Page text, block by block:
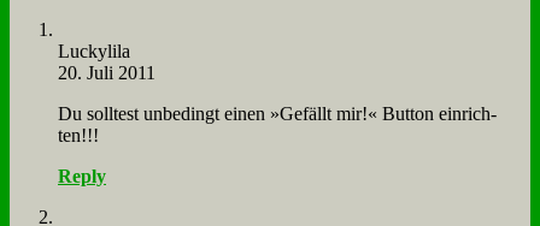
Lucky­li­la
20. Juli 2011
Du soll­test un­be­dingt ei­nen »Ge­fällt mir!« But­ton ein­rich­
ten!!!
Reply